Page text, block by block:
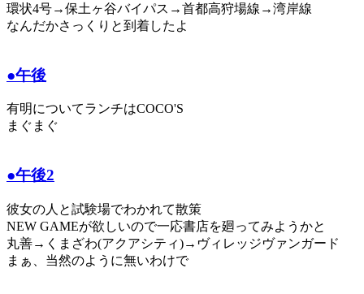
環状4号→保土ヶ谷バイパス→首都高狩場線→湾岸線
なんだかさっくりと到着したよ
●午後
有明についてランチはCOCO'S
まぐまぐ
●午後2
彼女の人と試験場でわかれて散策
NEW GAMEが欲しいので一応書店を廻ってみようかと
丸善→くまざわ(アクアシティ)→ヴィレッジヴァンガード
まぁ、当然のように無いわけで